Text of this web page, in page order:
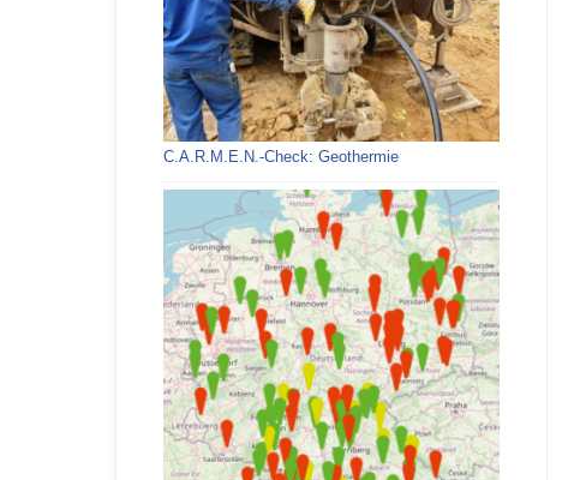
C.A.R.M.E.N.-Check: Geothermie